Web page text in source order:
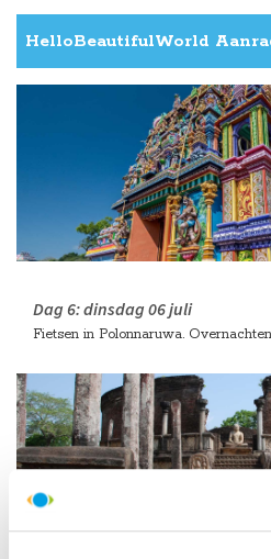
HelloBeautifulWorld
Dag 6:dinsdag 06 juli
Fietsen in Polonnaruwa.